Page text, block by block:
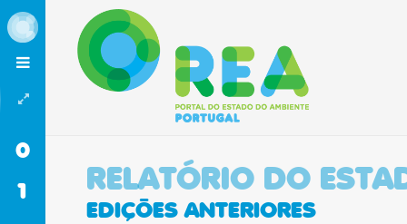
0
1
DOMÍNIOS
AMBIENTAIS
RELATÓRIO DO
EDIÇÕES ANTERIORES